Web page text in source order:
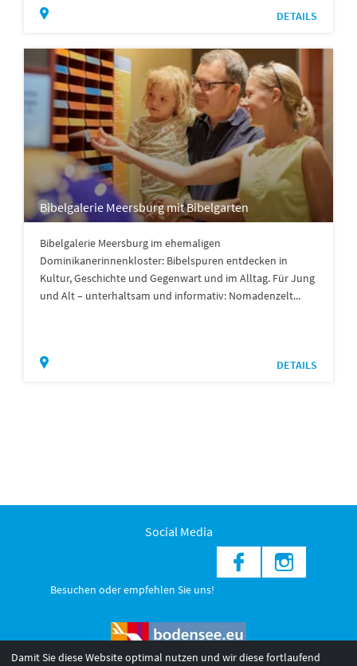
DETAILS
Bibelgalerie Meersburg mit Bibelgarten
Bibelgalerie Meersburg im ehemaligen
Dominikanerinnenkloster: Bibelspuren entdecken in
Kultur, Geschichte und Gegenwart und im Alltag. Für Jung
und Alt – unterhaltsam und informativ: Nomadenzelt...
DETAILS
Social Media
Besuchen oder empfehlen Sie uns!
Damit Sie diese Website optimal nutzen und wir diese fortlaufend